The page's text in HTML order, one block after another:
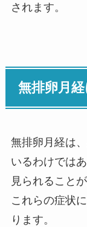
されます。
無排卵月
無排卵月経は
いるわけでは
見られること
これらの症状
ります。